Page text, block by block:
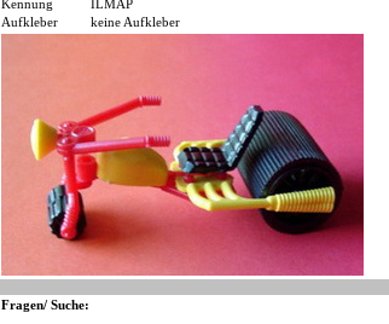
Kennung
ILMAP
Aufkleber
keine Aufkleber
Fragen/ Suche: